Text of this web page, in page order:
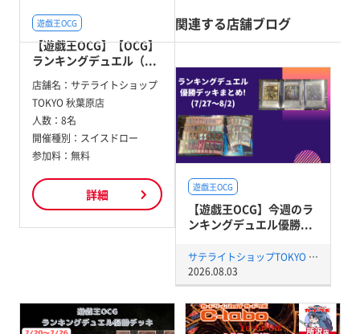
遊戯王OCG
【遊戯王OCG】【OCG】
ランキングデュエル（...
店舗名： サテライトショップ
TOKYO 秋葉原店
人数： 8名
開催種別： スイスドロー
参加料： 無料
詳細
関連する店舗ブログ
遊戯王OCG
【遊戯王OCG】今週のラ
ンキングデュエル優勝...
サテライトショップTOKYO 秋葉原店
2026.08.03